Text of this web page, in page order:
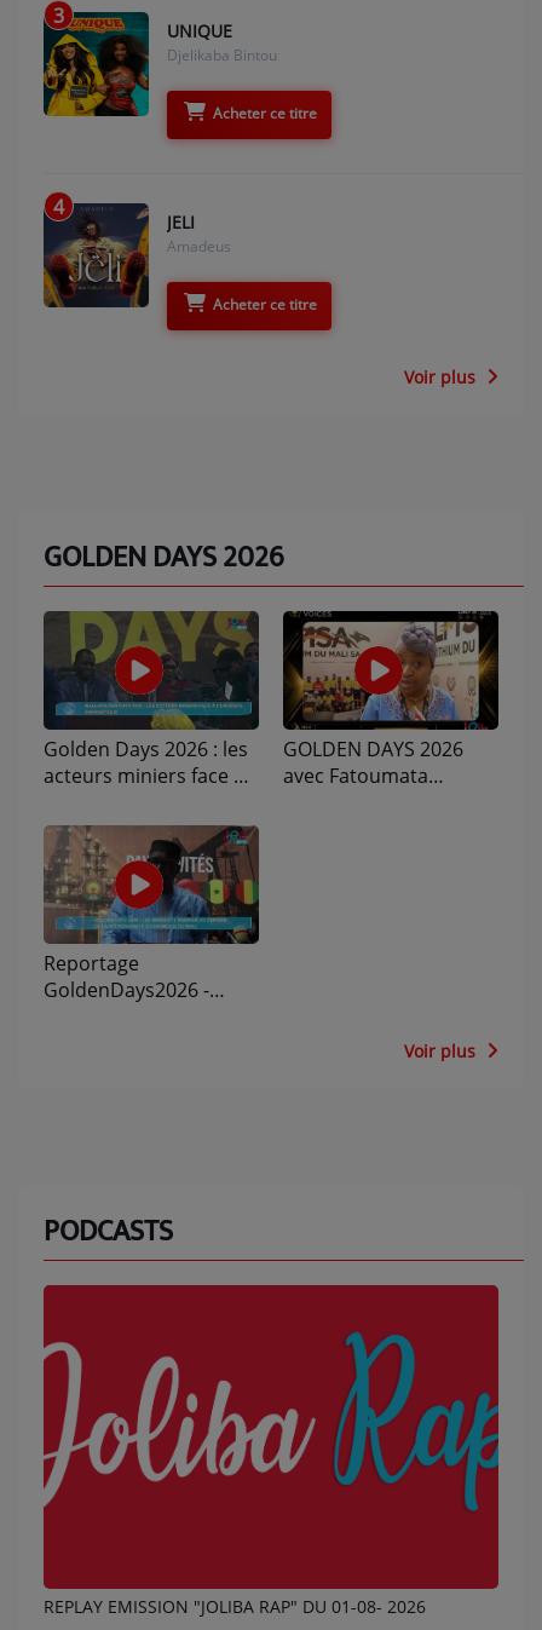
3
UNIQUE
Djelikaba Bintou
Acheter ce titre
4
JELI
Amadeus
Acheter ce titre
Voir plus
GOLDEN DAYS 2026
Golden Days 2026 : les
acteurs miniers face à
GOLDEN DAYS 2026
avec Fatoumata
Reportage
GoldenDays2026 -
Voir plus
PODCASTS
REPLAY EMISSION "JOLIBA RAP" DU 01-08- 2026